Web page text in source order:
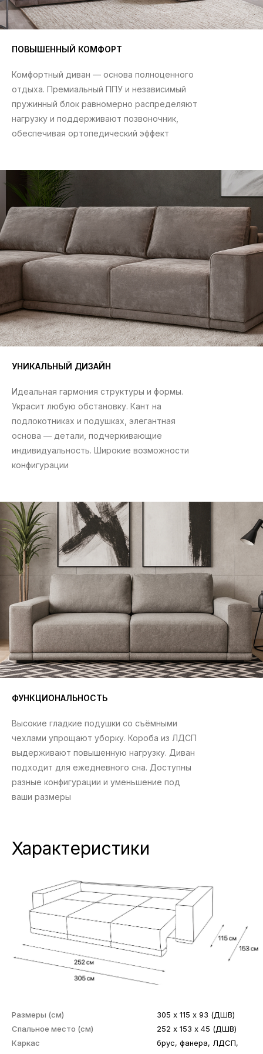
ПОВЫШЕННЫЙ КОМФОРТ
УНИКАЛЬНЫЙ ДИЗАЙН
Высокие гладкие подушки со съёмными
чехлами упрощают уборку. Короба из ЛДСП
выдерживают повышенную нагрузку. Диван
подходит для ежедневного сна. Доступны
разные конфигурации и уменьшение под
ваши размеры
Идеальная гармония структуры и формы.
Украсит любую обстановку. Кант на
подлокотниках и подушках, элегантная
основа — детали, подчеркивающие
индивидуальность. Широкие возможности
конфигурации
Комфортный диван — основа полноценного
отдыха. Премиальный ППУ и независимый
пружинный блок равномерно распределяют
нагрузку и поддерживают позвоночник,
обеспечивая ортопедический эффект
ФУНКЦИОНАЛЬНОСТЬ
Размеры (см)
Спальное место (см)
Каркас
305 х 115 х 93 (ДШВ)
252 х 153 х 45 (ДШВ)
брус, фанера, ЛДСП,
БЕСПЛАТНАЯ
ДОСТАВКА
Характеристики
— 18 месяцев
с подбором мебели